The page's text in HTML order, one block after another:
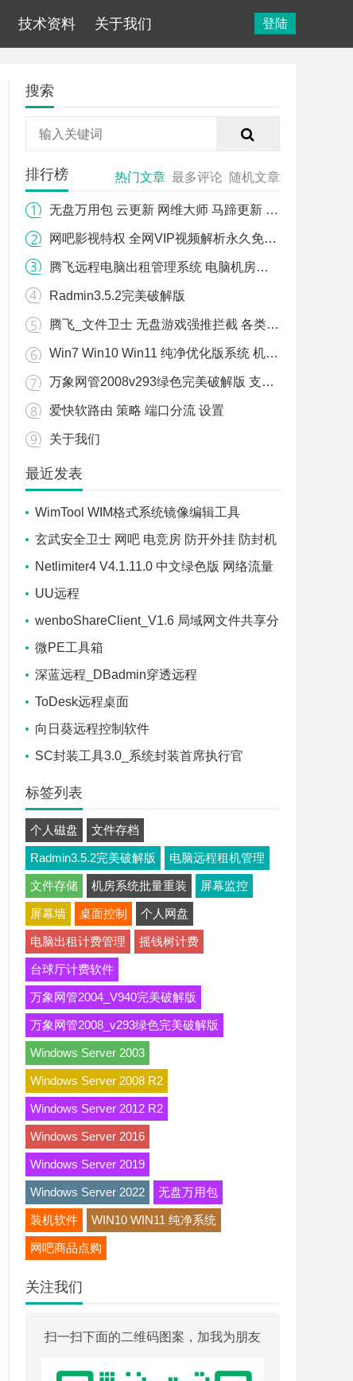
技术资料 关于我们 登陆
搜索
排行榜 热门文章 最多评论 随机文章
无盘万用包 云更新 网维大师 马蹄更新 易乐游 WIN10 WIN11万用包
网吧影视特权 全网VIP视频解析永久免费版
腾飞远程电脑出租管理系统 电脑机房管理 计时 计费 监控 用户管理软件
Radmin3.5.2完美破解版
腾飞_文件卫士 无盘游戏强推拦截 各类无盘 游戏强推拦截 无盘游戏文件拦截
Win7 Win10 Win11 纯净优化版系统 机房专用系统
万象网管2008v293绿色完美破解版 支持WIN7/WIN10/WIN11
爱快软路由 策略 端口分流 设置
关于我们
最近发表
WimTool WIM格式系统镜像编辑工具
玄武安全卫士 网吧 电竞房 防开外挂 防封机
器码 防盗号 防御软件
Netlimiter4 V4.1.11.0 中文绿色版 网络流量
控制软件
UU远程
wenboShareClient_V1.6 局域网文件共享分
享工具
微PE工具箱
深蓝远程_DBadmin穿透远程
ToDesk远程桌面
向日葵远程控制软件
SC封装工具3.0_系统封装首席执行官
标签列表
个人磁盘 文件存档
Radmin3.5.2完美破解版 电脑远程租机管理
文件存储 机房系统批量重装 屏幕监控
屏幕墙 桌面控制 个人网盘
电脑出租计费管理 摇钱树计费
台球厅计费软件
万象网管2004_V940完美破解版
万象网管2008_v293绿色完美破解版
Windows Server 2003
Windows Server 2008 R2
Windows Server 2012 R2
Windows Server 2016
Windows Server 2019
Windows Server 2022 无盘万用包
装机软件 WIN10 WIN11 纯净系统
网吧商品点购
关注我们
扫一扫下面的二维码图案，加我为朋友